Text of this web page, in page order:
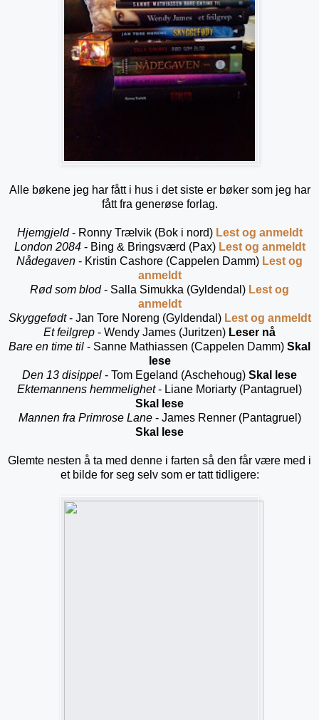
Alle bøkene jeg har fått i hus i det siste er bøker som jeg har
fått fra generøse forlag.
Hjemgjeld- Ronny Trælvik (Bok i nord) Lest og anmeldt
London 2084- Bing & Bringsværd (Pax) Lest og anmeldt
Nådegaven - Kristin Cashore (Cappelen Damm) Lest og
anmeldt
Rød som blod- Salla Simukka (Gyldendal) Lest og
anmeldt
Skyggefødt- Jan Tore Noreng (Gyldendal) Lest og anmeldt
Et feilgrep - Wendy James (Juritzen) Leser nå
Bare en time til - Sanne Mathiassen (Cappelen Damm) Skal
lese
Den 13 disippel - Tom Egeland (Aschehoug) Skal lese
Ektemannens hemmelighet- Liane Moriarty (Pantagruel)
Skal lese
Mannen fra Primrose Lane - James Renner (Pantagruel)
Skal lese
Glemte nesten å ta med denne i farten så den får være med i
et bilde for seg selv som er tatt tidligere: